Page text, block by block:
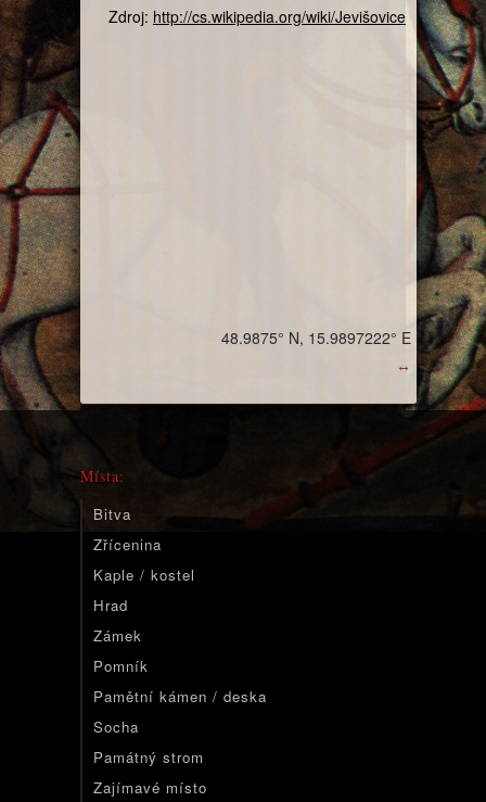
Zdroj: http://cs.wikipedia.org/wiki/Jevišovice
↔
48.9875° N, 15.9897222° E
Místa:
Bitva
Zřícenina
Kaple / kostel
Hrad
Zámek
Pomník
Pamětní kámen / deska
Socha
Památný strom
Zajímavé místo